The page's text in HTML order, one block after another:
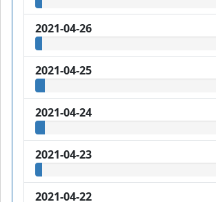
2021-04-26
2021-04-25
2021-04-24
2021-04-23
2021-04-22